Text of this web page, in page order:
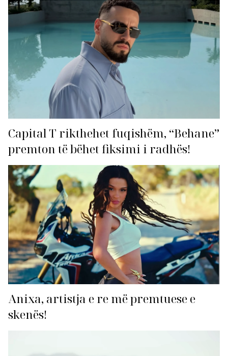
Capital T rikthehet fuqishëm, “Behane”
premton të bëhet fiksimi i radhës!
Anixa, artistja e re më premtuese e
skenës!